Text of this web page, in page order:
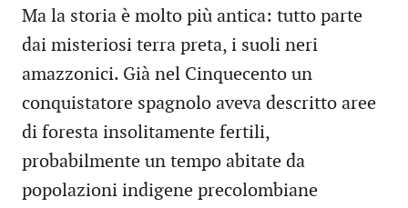
Ma la storia è molto più antica: tutto parte
dai misteriosi terra preta, i suoli neri
amazzonici. Già nel Cinquecento un
conquistatore spagnolo aveva descritto aree
di foresta insolitamente fertili,
probabilmente un tempo abitate da
popolazioni indigene precolombiane